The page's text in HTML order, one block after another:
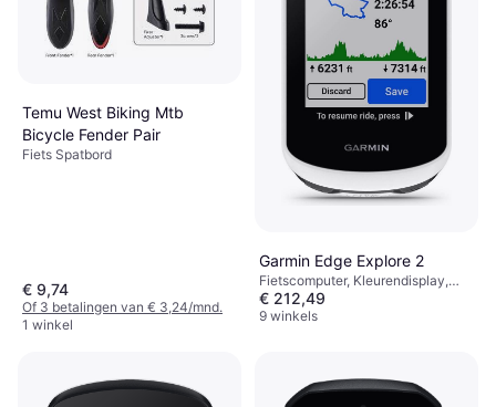
Temu West Biking Mtb
Bicycle Fender Pair
Fiets Spatbord
€ 9,74
Of 3 betalingen van € 3,24/mnd.
1 winkel
Garmin Edge Explore 2
Fietscomputer, Kleurendisplay,
Touchscreen, ANT+
€ 212,49
9 winkels